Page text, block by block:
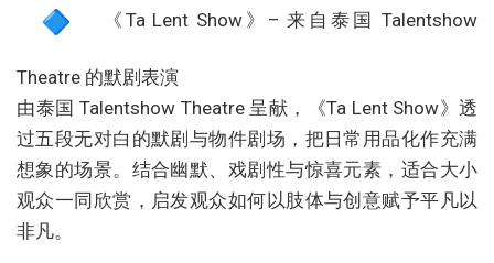
《Ta Lent Show》– 来自泰国 Talentshow
Theatre 的默剧表演
由泰国 Talentshow Theatre 呈献，《Ta Lent Show》透
过五段无对白的默剧与物件剧场，把日常用品化作充满
想象的场景。结合幽默、戏剧性与惊喜元素，适合大小
观众一同欣赏，启发观众如何以肢体与创意赋予平凡以
非凡。